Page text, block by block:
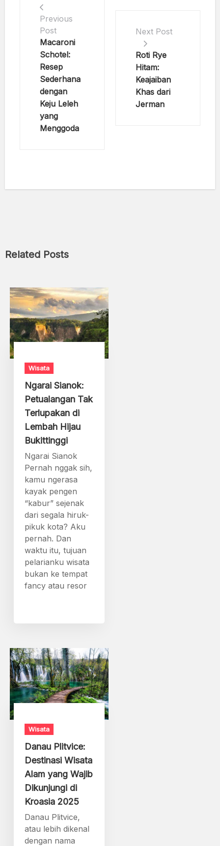
Previous
Post
Macaroni
Schotel:
Resep
Sederhana
dengan
Keju Leleh
yang
Menggoda
Next Post
Roti Rye
Hitam:
Keajaiban
Khas dari
Jerman
Related Posts
Wisata
Ngarai Sianok:
Petualangan Tak
Terlupakan di
Lembah Hijau
Bukittinggi
Ngarai Sianok
Pernah nggak sih,
kamu ngerasa
kayak pengen
“kabur” sejenak
dari segala hiruk-
pikuk kota? Aku
pernah. Dan
waktu itu, tujuan
pelarianku wisata
bukan ke tempat
fancy atau resor
Wisata
Danau Plitvice:
Destinasi Wisata
Alam yang Wajib
Dikunjungi di
Kroasia 2025
Danau Plitvice,
atau lebih dikenal
dengan nama